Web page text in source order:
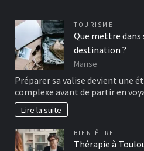
TOURISME
Que mettre dans
destination ?
Marise
Préparer sa valise devient une
complexe avant de partir en
Lire la suite
BIEN-ÊTRE
Thérapie à